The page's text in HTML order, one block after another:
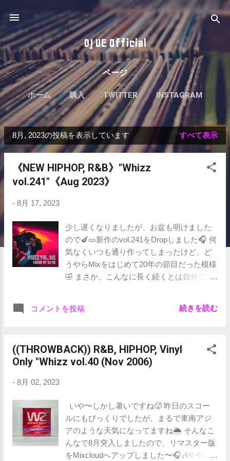
スキップしてメイン コンテンツに移動
DJ UE Official
ページ
ホーム 購入 TWITTER INSTAGRAM
投
8月, 2023の投稿を表示しています すべて表示
《NEW HIPHOP, R&B》"Whizz
vol.241"《Aug 2023》
- 8月 17, 2023
少し遅くなりましたが、お盆も明けました
ので🍆🥒新作のvol.241をDropしました🎧 何
気なくいつも通り作ってしまったけど、ど
うやらMixをはじめて20年の節目だった模様
🤣 まさか、こんなに長く続くとは自分でも
今回は最近ますます勢いづいている、フィ
てますねぇ... 最近は女性のほうが戦闘力高
いラップしてると感じます🎤 元来、性別
チャーの魅力の一つなので、女性ラッパー
達の更なる台頭を期待しちゃいますね🙌🏻
サムネの絵力も凄い、Scar Lipの 「This Is
New york」 のMVを見て、やはりハーコー
度では男性は女性に敵わないなぁと思っ
コメントを投稿 続きを読む
((THROWBACK)) R&B, HIPHOP, Vinyl
Only "Whizz vol.40 (Nov 2006)
- 8月 02, 2023
いや〜しかし暑いですね🥵 昨日のスコー
ルにもびっくりでしたが、まるで東南アジ
アのような天気になってますね🌦 そんなこ
んなで8月突入しましたので、リマスター版
をMixcloudへアップしました〜🎧🎶!! 今回